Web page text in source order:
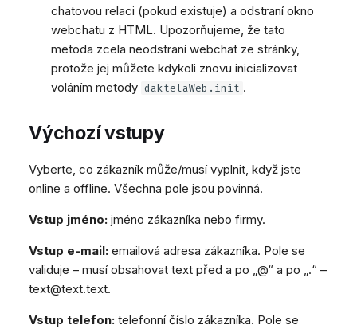
chatovou relaci (pokud existuje) a odstraní okno
webchatu z HTML. Upozorňujeme, že tato
metoda zcela neodstraní webchat ze stránky,
protože jej můžete kdykoli znovu inicializovat
voláním metody daktelaWeb.init .
Výchozí vstupy
Vyberte, co zákazník může/musí vyplnit, když jste
online a offline. Všechna pole jsou povinná.
Vstup jméno: jméno zákazníka nebo firmy.
Vstup e-mail: emailová adresa zákazníka. Pole se
validuje – musí obsahovat text před a po „@“ a po „.“ –
text@text.text.
Vstup telefon: telefonní číslo zákazníka. Pole se